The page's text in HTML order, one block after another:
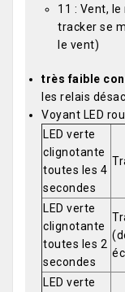
11 : Vent,
tracker se
le vent)
très faible
les relais
Voyant LED
LED verte
clignotante
toutes les 4
secondes
LED verte
clignotante
toutes les 2
secondes
LED verte